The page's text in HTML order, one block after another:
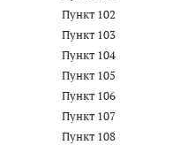
Пункт 102
Пункт 103
Пункт 104
Пункт 105
Пункт 106
Пункт 107
Пункт 108